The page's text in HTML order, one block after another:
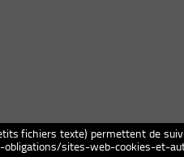
fichiers texte) permettent de
obligations/sites-web-cookies-et-